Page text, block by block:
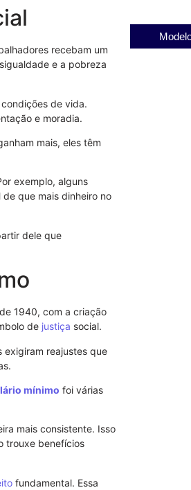
recebam um
e a pobreza
de vida.
e moradia.
mais, eles têm
exemplo, alguns
que mais dinheiro no
dele que
1940, com a criação
de justiça social.
exigiram reajustes que
mínimo foi várias
mais consistente. Isso
trouxe benefícios
fundamental. Essa